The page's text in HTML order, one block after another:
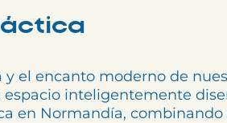
y el encanto moderno de
espacio inteligentemente
en Normandía,